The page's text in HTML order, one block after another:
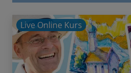
Live Online Kurs